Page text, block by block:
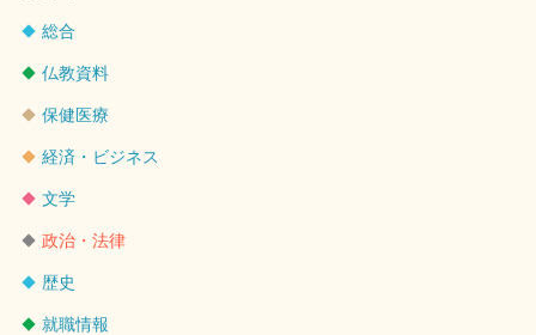
総合
仏教資料
保健医療
経済・ビジネス
文学
政治・法律
歴史
就職情報